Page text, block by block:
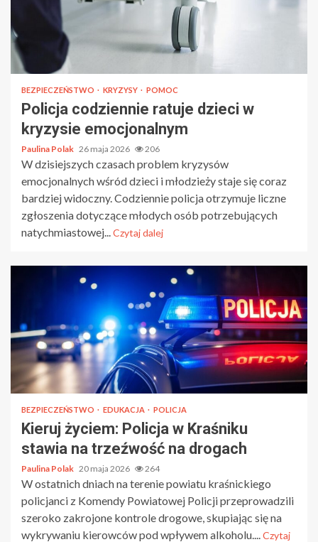
BEZPIECZEŃSTWO KRYZYSY POMOC
Policja codziennie ratuje dzieci w
kryzysie emocjonalnym
Paulina Polak 26 maja 2026 206
W dzisiejszych czasach problem kryzysów
emocjonalnych wśród dzieci i młodzieży staje się coraz
bardziej widoczny. Codziennie policja otrzymuje liczne
zgłoszenia dotyczące młodych osób potrzebujących
natychmiastowej...Czytaj dalej
BEZPIECZEŃSTWO EDUKACJA POLICJA
Kieruj życiem: Policja w Kraśniku
stawia na trzeźwość na drogach
Paulina Polak 20 maja 2026 264
W ostatnich dniach na terenie powiatu kraśnickiego
policjanci z Komendy Powiatowej Policji przeprowadzili
szeroko zakrojone kontrole drogowe, skupiając się na
wykrywaniu kierowców pod wpływem alkoholu....Czytaj